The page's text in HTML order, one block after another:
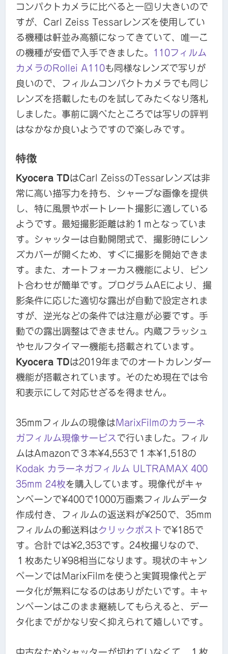
コンパクトカメラに比べると一回り大きいので
すが、Carl Zeiss Tessarレンズを使用してい
る機種は軒並み高額になってきていて、唯一こ
の機種が安価で入手できました。 110フィルム
カメラのRollei A110も同様なレンズで写りが
良いので、フィルムコンパクトカメラでも同じ
レンズを搭載したものを試してみたくなり落札
しました。事前に調べたところでは写りの評判
はなかなか良いようですので楽しみです。
特徴
Kyocera TDはCarl ZeissのTessarレンズは非
常に高い描写力を持ち、シャープな画像を提供
し、特に風景やポートレート撮影に適している
ようです。最短撮影距離は約１mとなっていま
す。シャッターは自動開閉式で、撮影時にレン
ズカバーが開くため、すぐに撮影を開始できま
す。また、オートフォーカス機能により、ピン
ト合わせが簡単です。プログラムAEにより、撮
影条件に応じた適切な露出が自動で設定されま
すが、逆光などの条件では注意が必要です。手
動での露出調整はできません。内蔵フラッシュ
やセルフタイマー機能も搭載されています。
Kyocera TDは2019年までのオートカレンダー
機能が搭載されています。そのため現在では令
和表示にして対応せざるを得ません。
35mmフィルムの現像は MarixFilmのカラーネ
ガフィルム現像サービス で行いました。フィル
ムはAmazonで３本¥4,553で１本¥1,518の
Kodak カラーネガフィルム ULTRAMAX 400
35mm 24枚を購入しています。現像代がキャ
ンペーンで¥400で1000万画素フィルムデータ
作成付き、フィルムの返送料が¥250で、35mm
フィルムの郵送料はクリックポスト で¥185で
す。合計では¥2,353です。24枚撮りなので、
１枚あたり¥98相当になります。現状のキャン
ペーンではMarixFilmを使うと実質現像代とデ
ータ化が無料になるのはありがたいです。キャ
ンペーンはこのまま継続してもらえると、デー
タ化までがかなり安く抑えられて嬉しいです。
中古なためシャッターが切れていなくて、１枚